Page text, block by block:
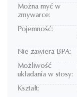
Można myć w
zmywarce:
Pojemność:
Nie zawiera BPA:
Możliwość
układania w stosy:
Kształt: